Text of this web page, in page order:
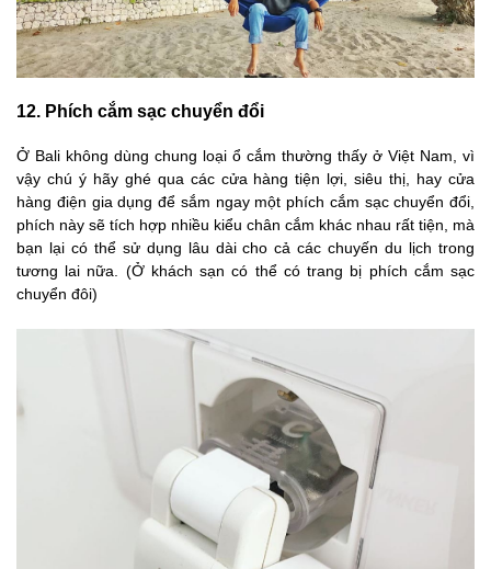
12. Phích cắm sạc chuyển đổi
Ở Bali không dùng chung loại ổ cắm thường thấy ở Việt Nam, vì
vậy chú ý hãy ghé qua các cửa hàng tiện lợi, siêu thị, hay cửa
hàng điện gia dụng để sắm ngay một phích cắm sạc chuyển đổi,
phích này sẽ tích hợp nhiều kiểu chân cắm khác nhau rất tiện, mà
bạn lại có thể sử dụng lâu dài cho cả các chuyến du lịch trong
tương lai nữa. (Ở khách sạn có thể có trang bị phích cắm sạc
chuyển đôi)